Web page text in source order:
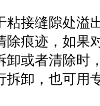
粘接缝隙处溢
除痕迹，如果
卸或者清除时
拆卸，也可用